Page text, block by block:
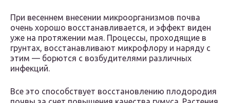
При весеннем внесении микроорганизмов почва
очень хорошо восстанавливается, и эффект виден
уже на протяжении мая. Процессы, проходящие в
грунтах, восстанавливают микрофлору и наряду с
этим — борются с возбудителями различных
инфекций.
Все это способствует восстановлению плодородия